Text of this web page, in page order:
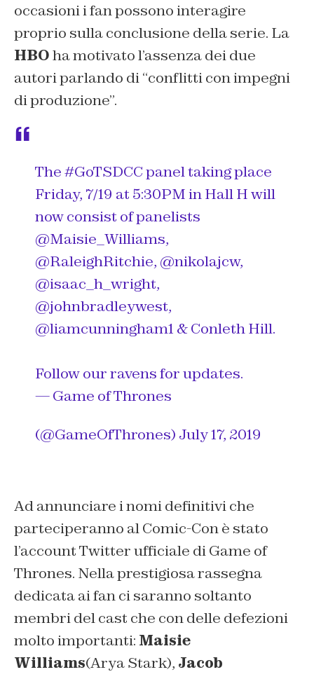
occasioni i fan possono interagire
proprio sulla conclusione della serie. La
HBOha motivato l’assenza dei due
autori parlando di “conflitti con impegni
di produzione”.
The#GoTSDCCpanel taking place
Friday, 7/19 at 5:30PM in Hall H will
now consist of panelists
@Maisie_Williams,
@RaleighRitchie, @nikolajcw,
@isaac_h_wright,
@johnbradleywest,
@liamcunningham1 & Conleth Hill.
Follow our ravens for updates.
— Game of Thrones
(@GameOfThrones) July 17, 2019
Ad annunciare i nomi definitivi che
parteciperanno al Comic-Con è stato
l’account Twitter ufficiale di Game of
Thrones. Nella prestigiosa rassegna
dedicata ai fan ci saranno soltanto
membri del cast che con delle defezioni
molto importanti: Maisie
Williams(Arya Stark), Jacob